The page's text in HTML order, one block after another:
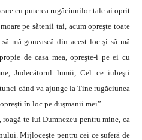
cu puterea rugăciunilor tale ai oprit
pe sătenii tai, acum opreşte toate
mă gonească din acest loc şi să mă
de casa mea, opreşte-i pe ei cu
Judecătorul lumii, Cel ce iubeşti
când va ajunge la Tine rugăciunea
în loc pe duşmanii mei”.
te lui Dumnezeu pentru mine, ca
Mijloceşte pentru cei ce suferă de